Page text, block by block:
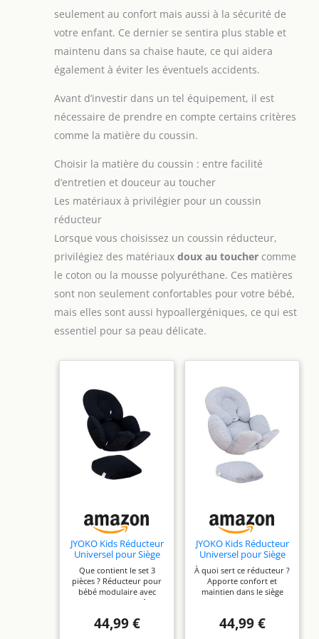
confort et la commodité:
l'expérience de la
enfant avec notre
doublure de siège -
conçue pour la pratique
incontournable pour les
attendants, cela ajoute la
commodité et le
réconfort à votre vie
toucher. Les points en 3D offre une expérience
tactile à plusieurs niveaux pour votre bébé. Avec
une sensation de massage, il peut apaiser
efficacement l'anxiété du bébé. L'intérieur est
rempli de coton moelleux, plus respirant et
machine, pas facile à déformer, idéal pour utiliser à
longueur de ce coussin de poussette mesure 81cm,
la largeur 41cm, convient pour les bébé de 0 à 3 ans
et adapté à la plupart des poussettes, des sièges et
d'ours rend votre bébé plus mignon et lui apporte
indispensable pour vous et votre bébé pour se
déplacer ensemble.
seulement au confort mais aussi à la sécurité de
votre enfant. Ce dernier se sentira plus stable et
maintenu dans sa chaise haute, ce qui aidera
également à éviter les éventuels accidents.
Avant d’investir dans un tel équipement, il est
nécessaire de prendre en compte certains critères
comme la matière du coussin.
Choisir la matière du coussin : entre facilité
d’entretien et douceur au toucher
Les matériaux à privilégier pour un coussin
réducteur
Lorsque vous choisissez un coussin réducteur,
privilégiez des matériaux doux au toucher comme
le coton ou la mousse polyuréthane. Ces matières
sont non seulement confortables pour votre bébé,
mais elles sont aussi hypoallergéniques, ce qui est
essentiel pour sa peau délicate.
JYOKO Kids Réducteur
Universel pour Siège
bébé | Coussin
Réducteur Doux en
Coton Bio Respirant |
Groupe 0 | Fabriqué à
Barcelone (Black
Que contient le set 3
pièces ? Réducteur pour
bébé modulaire avec
support pour la tête,
support pour le dos. Les
44,99 €
JYOKO Kids Réducteur
Universel pour Siège
Auto, Nacelle et Porte-
bébé | Coussin
Réducteur Doux en
Coton Bio Respirant |
Groupe 0 | Fabriqué à
Barcelone (Grey
À quoi sert ce réducteur ?
Apporte confort et
maintien dans le siège
stabiliser la tête et le
44,99 €